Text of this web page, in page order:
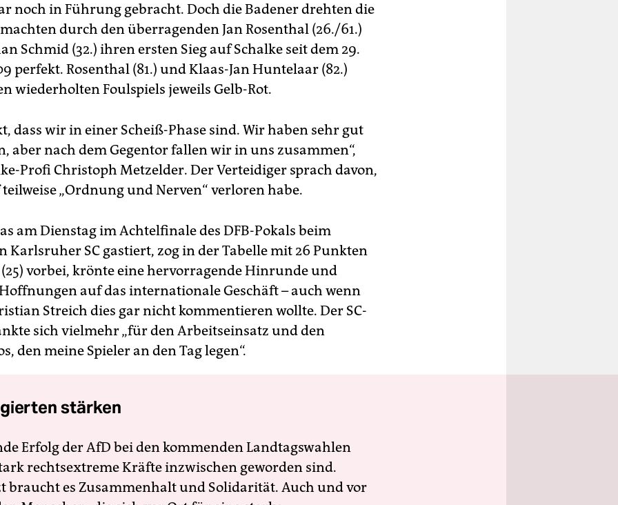
noch in Führung gebracht. Doch die Badener drehten die
durch den überragenden Jan Rosenthal (26./61.)
Schmid (32.) ihren ersten Sieg auf Schalke seit dem 29.
perfekt. Rosenthal (81.) und Klaas-Jan Huntelaar (82.)
wiederholten Foulspiels jeweils Gelb-Rot.
dass wir in einer Scheiß-Phase sind. Wir haben sehr gut
aber nach dem Gegentor fallen wir in uns zusammen“,
Profi Christoph Metzelder. Der Verteidiger sprach davon,
teilweise „Ordnung und Nerven“ verloren habe.
am Dienstag im Achtelfinale des DFB-Pokals beim
Karlsruher SC gastiert, zog in der Tabelle mit 26 Punkten
(25) vorbei, krönte eine hervorragende Hinrunde und
auf das internationale Geschäft – auch wenn
Streich dies gar nicht kommentieren wollte. Der SC-
sich vielmehr „für den Arbeitseinsatz und den
den meine Spieler an den Tag legen“.
stärken
Erfolg der AfD bei den kommenden Landtagswahlen
rechtsextreme Kräfte inzwischen geworden sind.
braucht es Zusammenhalt und Solidarität. Auch und vor